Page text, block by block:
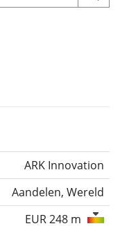
ARK Innovation
Aandelen, Wereld
EUR 248 m